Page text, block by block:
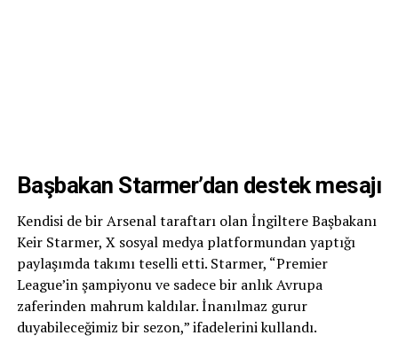
Başbakan Starmer’dan destek mesajı
Kendisi de bir Arsenal taraftarı olan İngiltere Başbakanı
Keir Starmer, X sosyal medya platformundan yaptığı
paylaşımda takımı teselli etti. Starmer, “Premier
League’in şampiyonu ve sadece bir anlık Avrupa
zaferinden mahrum kaldılar. İnanılmaz gurur
duyabileceğimiz bir sezon,” ifadelerini kullandı.